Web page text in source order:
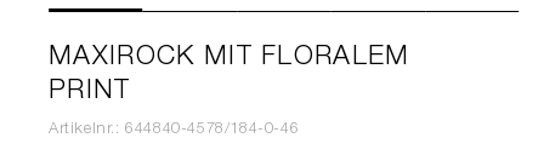
MAXIROCK MIT FLORALEM
PRINT
Artikelnr.: 644840-4578/184-0-46